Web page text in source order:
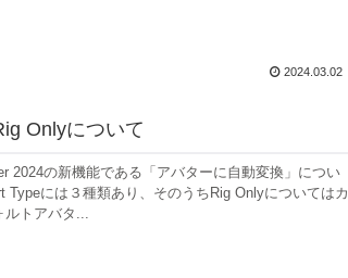
2024.03.02
Onlyについて
2024の新機能である「アバターに自動変換」につい
Typeには３種類あり、そのうちRig Onlyについてはカ
ルトアバタ...